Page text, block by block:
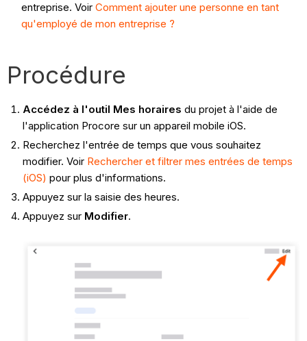
entreprise. VoirComment ajouter une personne en tant
qu'employé de mon entreprise ?
Procédure
Accédez à l'outil Mes horaires du projet à l'aide de
l'application Procore sur un appareil mobile iOS.
Recherchez l'entrée de temps que vous souhaitez
modifier. Voir Rechercher et filtrer mes entrées de temps
(iOS) pour plus d'informations.
Appuyez sur la saisie des heures.
Appuyez sur Modifier.